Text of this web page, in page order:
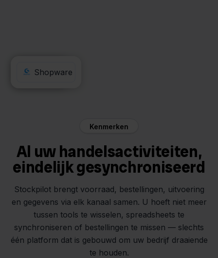
ANWB
Shopware
Kenmerken
Al uw handelsactiviteiten,
eindelijk gesynchroniseerd
Stockpilot brengt voorraad, bestellingen, uitvoering
en gegevens via elk kanaal samen. U hoeft niet meer
tussen tools te wisselen, spreadsheets te
synchroniseren of bestellingen te missen — slechts
één platform dat is gebouwd om uw bedrijf draaiende
te houden.